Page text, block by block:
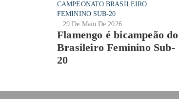
CAMPEONATO BRASILEIRO
FEMININO SUB-20
29 De Maio De 2026
Flamengo é bicampeão do
Brasileiro Feminino Sub-
20